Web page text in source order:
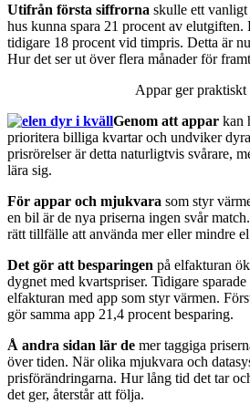
Utifrån första siffrorna skulle ett
hus kunna spara 21 procent av elutgiften.
tidigare 18 procent vid timpris. Detta är
Hur det ser ut över flera månader för
Appar ger praktiskt
Genom att appar kan
prioritera billiga kvartar och undviker
prisrörelser är detta naturligtvis svårare,
lära sig.
För appar och mjukvara som styr
en bil är de nya priserna ingen svår
rätt tillfälle att använda mer eller mindre
Det gör att besparingen på elfakturan
dygnet med kvartspriser. Tidigare
elfakturan med app som styr värmen.
gör samma app 21,4 procent besparing.
Å andra sidan lär de mer taggiga
över tiden. När olika mjukvara och
prisförändringarna. Hur lång tid det tar
det ger, återstår att följa.